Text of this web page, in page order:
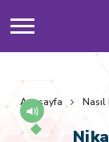
Anasayfa